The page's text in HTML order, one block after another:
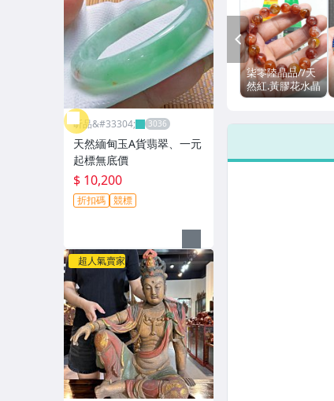
柒零陸晶品//天
然紅.黃膠花水晶
11.8mm手串.手
約:39g
PREV
昕品&#33304;
天然緬甸玉A貨翡翠、一元
起標無底價
$ 10,200
折扣碼 競標
超人氣賣家